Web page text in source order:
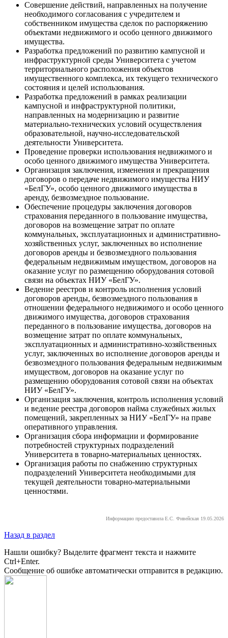
Совершение действий, направленных на получение
необходимого согласования с учредителем и
собственником имущества сделок по распоряжению
объектами недвижимого и особо ценного движимого
имущества.
Разработка предложений по развитию кампусной и
инфраструктурной среды Университета с учетом
территориального расположения объектов
имущественного комплекса, их текущего технического
состояния и целей использования.
Разработка предложений в рамках реализации
кампусной и инфраструктурной политики,
направленных на модернизацию и развитие
материально-технических условий осуществления
образовательной, научно-исследовательской
деятельности Университета.
Проведение проверки использования недвижимого и
особо ценного движимого имущества Университета.
Организация заключения, изменения и прекращения
договоров о передаче недвижимого имущества НИУ
«БелГУ», особо ценного движимого имущества в
аренду, безвозмездное пользование.
Обеспечение процедуры заключения договоров
страхования переданного в пользование имущества,
договоров на возмещение затрат по оплате
коммунальных, эксплуатационных и административно-
хозяйственных услуг, заключенных во исполнение
договоров аренды и безвозмездного пользования
федеральным недвижимым имуществом, договоров на
оказание услуг по размещению оборудования сотовой
связи на объектах НИУ «БелГУ».
Ведение реестров и контроль исполнения условий
договоров аренды, безвозмездного пользования в
отношении федерального недвижимого и особо ценного
движимого имущества, договоров страхования
переданного в пользование имущества, договоров на
возмещение затрат по оплате коммунальных,
эксплуатационных и административно-хозяйственных
услуг, заключенных во исполнение договоров аренды и
безвозмездного пользования федеральным недвижимым
имуществом, договоров на оказание услуг по
размещению оборудования сотовой связи на объектах
НИУ «БелГУ».
Организация заключения, контроль исполнения условий
и ведение реестра договоров найма служебных жилых
помещений, закрепленных за НИУ «БелГУ» на праве
оперативного управления.
Организация сбора информации и формирование
потребностей структурных подразделений
Университета в товарно-материальных ценностях.
Организация работы по снабжению структурных
подразделений Университета необходимыми для
текущей деятельности товарно-материальными
ценностями.
Информацию предоставила Е.С. Фивейская 19.05.2026
Назад в раздел
Нашли ошибку? Выделите фрагмент текста и нажмите
Ctrl+Enter.
Сообщение об ошибке автоматически отправится в редакцию.